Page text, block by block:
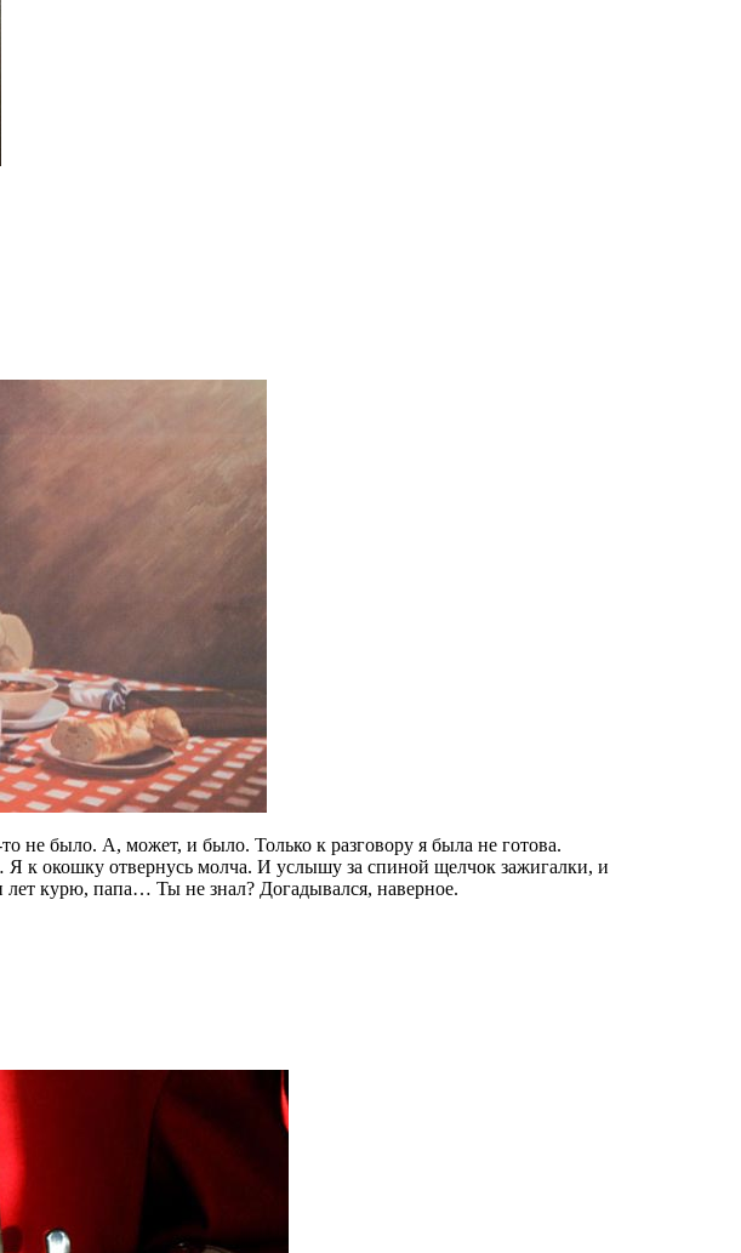
не было. А, может, и было. Только к разговору я была не готова.
Я к окошку отвернусь молча. И услышу за спиной щелчок зажигалки, и
курю, папа… Ты не знал? Догадывался, наверное.